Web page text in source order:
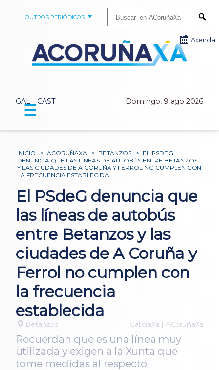
GAL CAST Domingo, 9 ago 2026
OUTROS PERIÓDICOS
Axenda
☰
INICIO > ACORUÑAXA > BETANZOS > EL PSDEG
DENUNCIA QUE LAS LÍNEAS DE AUTOBÚS ENTRE BETANZOS
Y LAS CIUDADES DE A CORUÑA Y FERROL NO CUMPLEN CON
LA FRECUENCIA ESTABLECIDA
El PSdeG denuncia que
las líneas de autobús
entre Betanzos y las
ciudades de A Coruña y
Ferrol no cumplen con
la frecuencia
establecida
Betanzos GaliciaXa | ACoruñaXa
Recuerdan que es una línea muy
utilizada y exigen a la Xunta que
tome medidas al respecto